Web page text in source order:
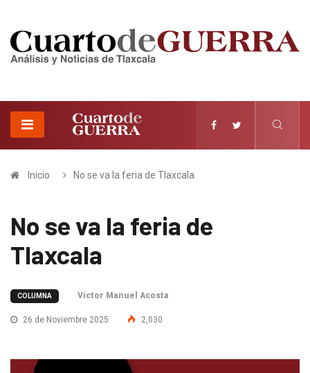
Inicio No se va la feria de Tlaxcala
No se va la feria de
Tlaxcala
COLUMNA Víctor Manuel Acosta
26 de Noviembre 2025 2,030